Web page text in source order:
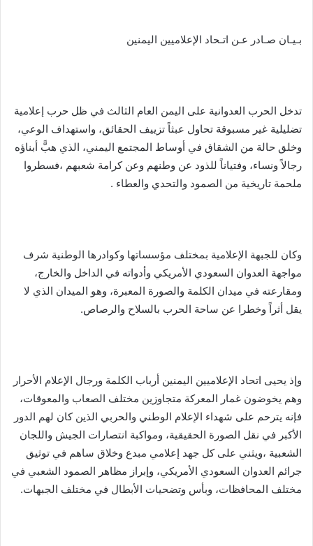
بـيـان صـادر عـن اتـحاد الإعلاميين اليمنين
تدخل الحرب العدوانية على اليمن العام الثالث في ظل حرب إعلامية
تضليلية غير مسبوقة تحاول عبثاً تزييف الحقائق، واستهداف الوعي،
وخلق حالة من الشقاق في أوساط المجتمع اليمني، الذي هبًّ أبناؤه
رجالاً ونساء، وفتياناً للذود عن وطنهم وعن كرامة شعبهم ،فسطروا
ملحمة تاريخية من الصمود والتحدي والعطاء .
وكان للجبهة الإعلامية بمختلف مؤسساتها وكوادرها الوطنية شرف
مواجهة العدوان السعودي الأمريكي وأدواته في الداخل والخارج،
ومقارعته في ميدان الكلمة والصورة المعبرة، وهو الميدان الذي لا
يقل أثراً وخطرا عن ساحة الحرب بالسلاح والرصاص.
وإذ يحيى اتحاد الإعلاميين اليمنين أرباب الكلمة ورجال الإعلام الأحرار
وهم يخوضون غمار المعركة متجاوزين مختلف الصعاب والمعوقات،
فإنه يترحم على شهداء الإعلام الوطني والحربي الذين كان لهم الدور
الأكبر في نقل الصورة الحقيقية، ومواكبة انتصارات الجيش واللجان
الشعبية ،ويثني على كل جهد إعلامي مبدع وخلاق ساهم في توثيق
جرائم العدوان السعودي الأمريكي، وإبراز مظاهر الصمود الشعبي في
مختلف المحافظات، وبأس وتضحيات الأبطال في مختلف الجبهات.